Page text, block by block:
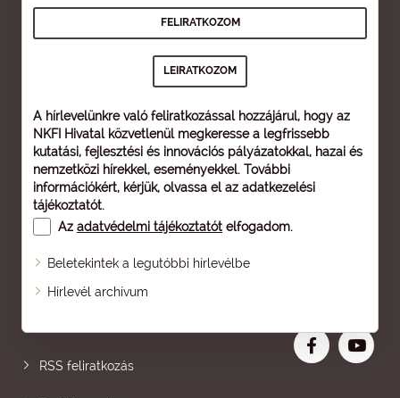
A hírlevelünkre való feliratkozással hozzájárul, hogy az
NKFI Hivatal közvetlenül megkeresse a legfrissebb
kutatási, fejlesztési és innovációs pályázatokkal, hazai és
nemzetközi hírekkel, eseményekkel. További
információkért, kérjük, olvassa el az adatkezelési
tájékoztatót.
Az adatvédelmi tájékoztatót elfogadom.
Beletekintek a legutóbbi hírlevélbe
Hírlevél archívum
Oldaltérkép
RSS feliratkozás